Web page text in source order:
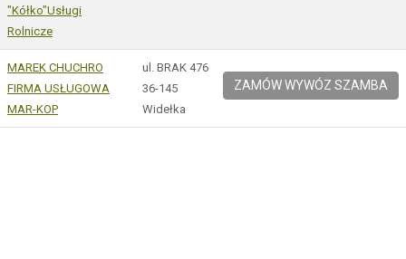
"Kółko"Usługi
Rolnicze
MAREK CHUCHRO
FIRMA USŁUGOWA
MAR-KOP
ul. BRAK 476
36-145
Widełka
ZAMÓW WYWÓZ SZAMBA